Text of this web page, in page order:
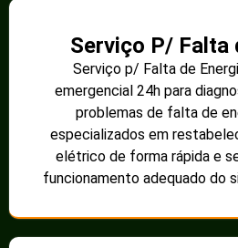
Serviço P/ Falta
Serviço p/ Falta de
emergencial 24h para
problemas de falta de
especializados em
elétrico de forma rápida e
funcionamento adequado do